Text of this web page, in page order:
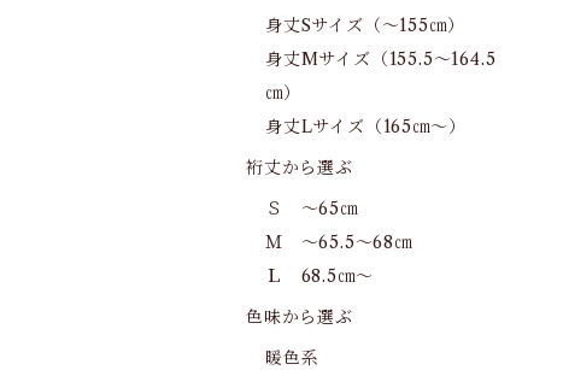
身丈Sサイズ（～155㎝）
身丈Mサイズ（155.5～164.5
㎝）
身丈Lサイズ（165㎝～）
裄丈から選ぶ
Ｓ ～65㎝
Ｍ ～65.5～68㎝
Ｌ 68.5㎝～
色味から選ぶ
暖色系